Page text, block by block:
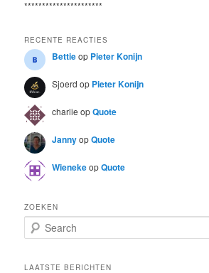
**********************
RECENTE REACTIES
Bettieop Pieter Konijn
Sjoerd op Pieter Konijn
charlie opQuote
JannyopQuote
WienekeopQuote
ZOEKEN
e
rLAATSTE BERICHTEN